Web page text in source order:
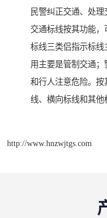
民警纠正交通、处
交通标线按其功能
标线三类侣指示标
用主要是管制交通
和行人注意危险。
线、横向标线和其他
http://www.hnzwjtgs.com